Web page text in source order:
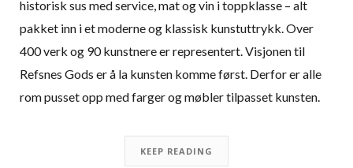
historisk sus med service, mat og vin i toppklasse – alt
pakket inn i et moderne og klassisk kunstuttrykk. Over
400 verk og 90 kunstnere er representert. Visjonen til
Refsnes Gods er å la kunsten komme først. Derfor er alle
rom pusset opp med farger og møbler tilpasset kunsten.
KEEP READING